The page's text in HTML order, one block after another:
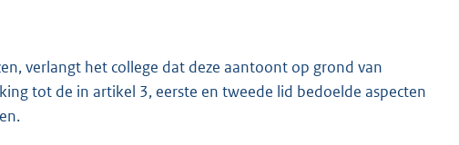
verlangt het college dat deze aantoont op grond van
tot de in artikel 3, eerste en tweede lid bedoelde aspecten